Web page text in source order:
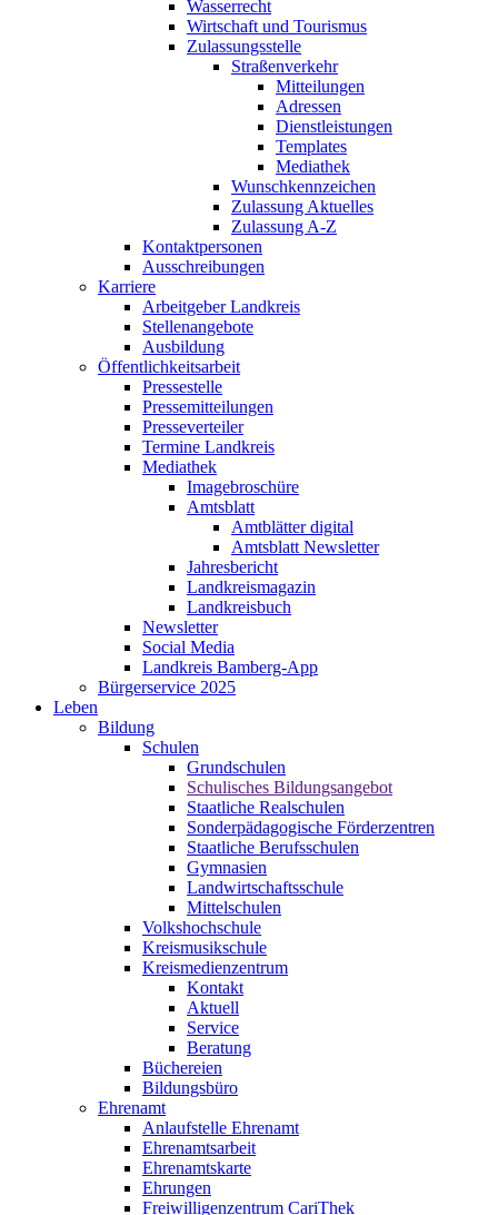
Wasserrecht
Wirtschaft und Tourismus
Zulassungsstelle
Straßenverkehr
Mitteilungen
Adressen
Dienstleistungen
Templates
Mediathek
Wunschkennzeichen
Zulassung Aktuelles
Zulassung A-Z
Kontaktpersonen
Ausschreibungen
Karriere
Arbeitgeber Landkreis
Stellenangebote
Ausbildung
Öffentlichkeitsarbeit
Pressestelle
Pressemitteilungen
Presseverteiler
Termine Landkreis
Mediathek
Imagebroschüre
Amtsblatt
Amtblätter digital
Amtsblatt Newsletter
Jahresbericht
Landkreismagazin
Landkreisbuch
Newsletter
Social Media
Landkreis Bamberg-App
Bürgerservice 2025
Leben
Bildung
Schulen
Grundschulen
Schulisches Bildungsangebot
Staatliche Realschulen
Sonderpädagogische Förderzentren
Staatliche Berufsschulen
Gymnasien
Landwirtschaftsschule
Mittelschulen
Volkshochschule
Kreismusikschule
Kreismedienzentrum
Kontakt
Aktuell
Service
Beratung
Büchereien
Bildungsbüro
Ehrenamt
Anlaufstelle Ehrenamt
Ehrenamtsarbeit
Ehrenamtskarte
Ehrungen
Freiwilligenzentrum CariThek